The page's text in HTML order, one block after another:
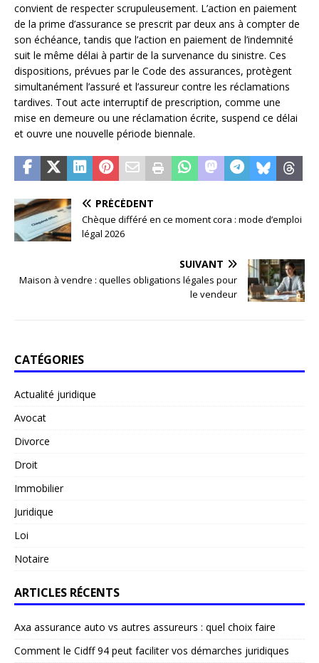
convient de respecter scrupuleusement. L’action en paiement
de la prime d’assurance se prescrit par deux ans à compter de
son échéance, tandis que l’action en paiement de l’indemnité
suit le même délai à partir de la survenance du sinistre. Ces
dispositions, prévues par le Code des assurances, protègent
simultanément l’assuré et l’assureur contre les réclamations
tardives. Tout acte interruptif de prescription, comme une
mise en demeure ou une réclamation écrite, suspend ce délai
et ouvre une nouvelle période biennale.
PRÉCÉDENT
Chèque différé en ce moment cora : mode d’emploi
légal 2026
SUIVANT
Maison à vendre : quelles obligations légales pour
le vendeur
CATÉGORIES
Actualité juridique
Avocat
Divorce
Droit
Immobilier
Juridique
Loi
Notaire
ARTICLES RÉCENTS
Axa assurance auto vs autres assureurs : quel choix faire
Comment le Cidff 94 peut faciliter vos démarches juridiques